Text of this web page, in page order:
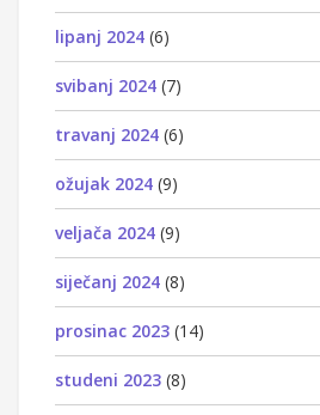
lipanj 2024 (6)
svibanj 2024 (7)
travanj 2024 (6)
ožujak 2024 (9)
veljača 2024 (9)
siječanj 2024 (8)
prosinac 2023 (14)
studeni 2023 (8)